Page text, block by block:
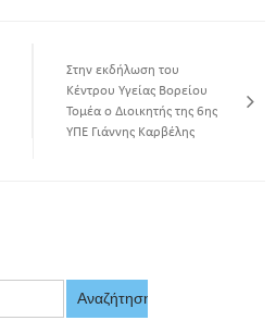
Στην εκδήλωση του
Κέντρου Υγείας Βορείου
Τομέα ο Διοικητής της 6ης
ΥΠΕ Γιάννης Καρβέλης